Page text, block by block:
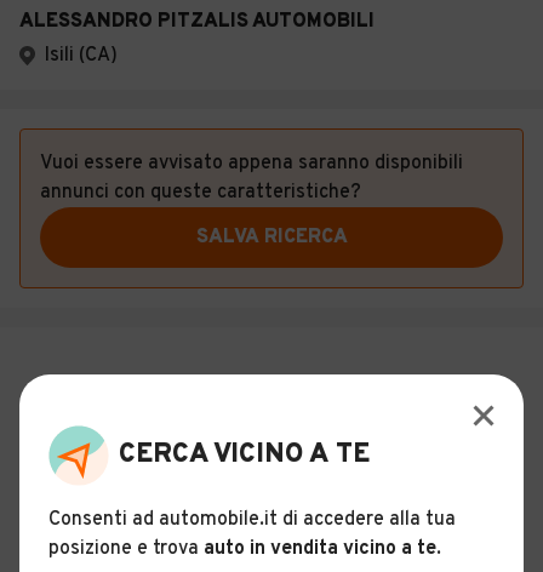
ALESSANDRO PITZALIS AUTOMOBILI
Isili (CA)
Vuoi essere avvisato appena saranno disponibili
annunci con queste caratteristiche?
SALVA RICERCA
CERCA VICINO A TE
Consenti ad automobile.it di accedere alla tua
posizione e trova auto in vendita vicino a te.